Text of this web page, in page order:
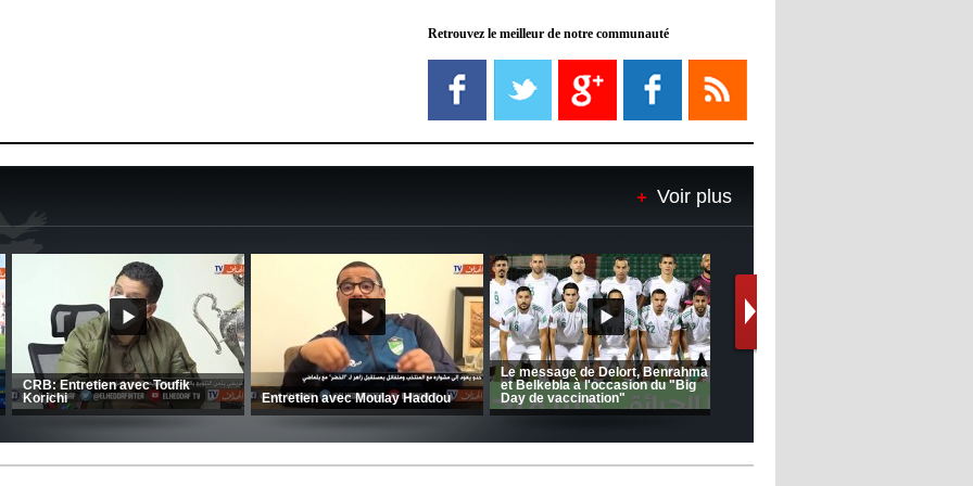
08:21 - 2022/11/08
Liverpool mis en vente par son
propriétaire
Le Barça savoure sa première
place et chambre le Real Madrid
de matchs"
12:39 - 2022/11/06
Real : Les dirigeants veulent le
départ d'Hazard cet hiver
Retrouvez le meilleur de notre communauté
Voir plus
(Coupe de la CAF) Nkana FC 1 -
CRB 0
CSC: La préparation des hommes
d’Amrani se poursuit en Tunisie
MCA: Kaci-Saïd évoque le large
succès du Mouloudia face au FC
MFM